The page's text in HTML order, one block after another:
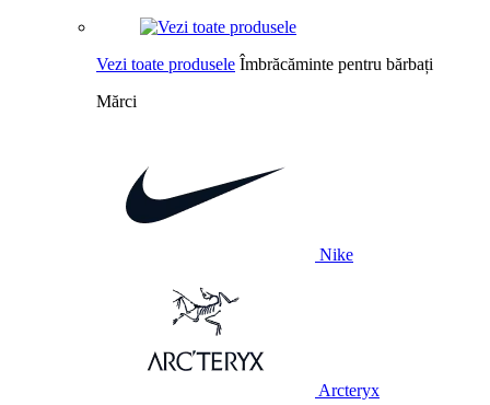
Vezi toate produsele Îmbrăcăminte pentru bărbați
Mărci
Nike
Arcteryx